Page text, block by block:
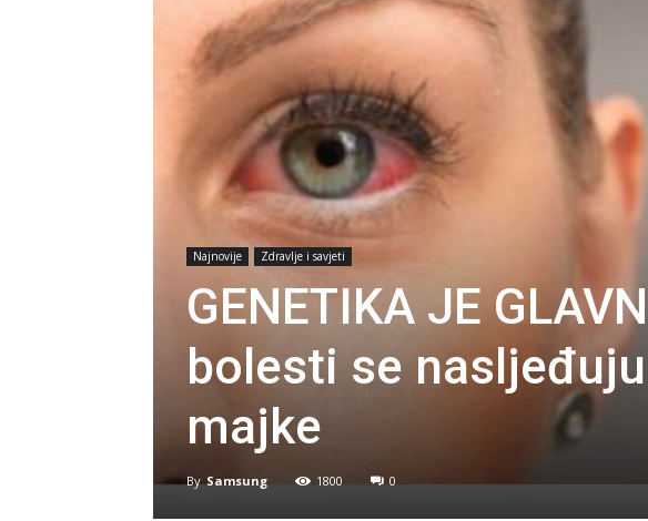
Najnovije Zdravlje i savjeti
GENETIKA JE
bolesti se
majke
By Samsung 1800 0